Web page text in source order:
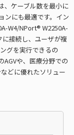
、ケーブル数を最小に
ンにも最適です。イン
W4/NPort® W2250A-
接続し、ユーザが複
グを実行できるの
AGVや、医療分野での
どに優れたソリュー